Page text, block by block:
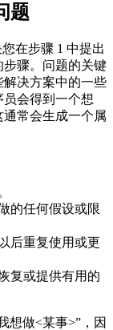
题
在步骤 1 中提出
骤。问题的关键
决方案中的一些
会得到一个想
常会生成一个属
的任何假设或限
后重复使用或更
复或提供有用的
想做<某事>”，因